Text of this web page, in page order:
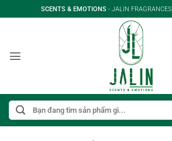
qua
SCENTS & EMOTIONS - JALIN FRAGRANCES
Tìm
kiếm: